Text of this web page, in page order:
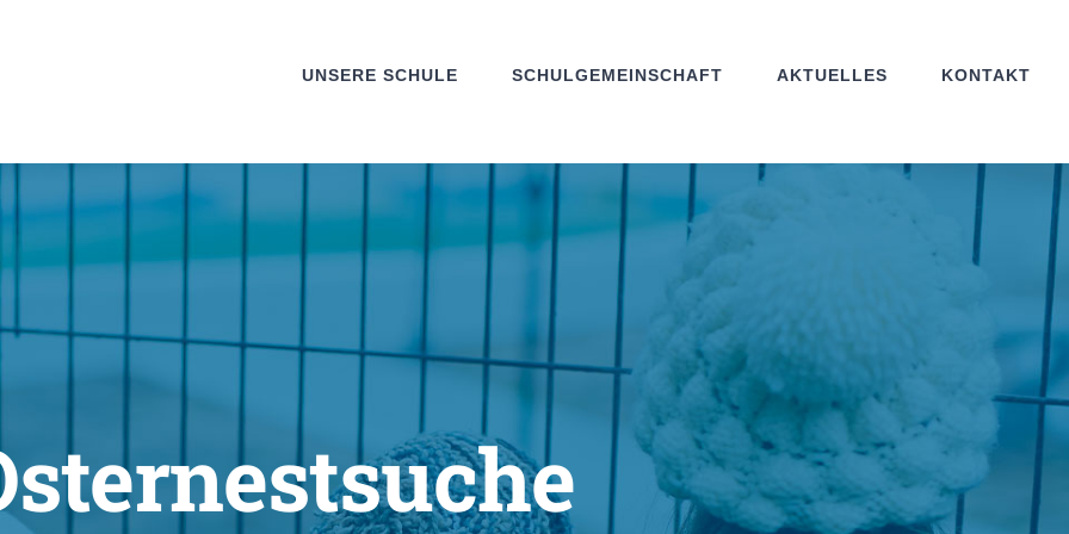
UNSERE SCHULE SCHULGEMEINSCHAFT AKTUELLES KONTAKT